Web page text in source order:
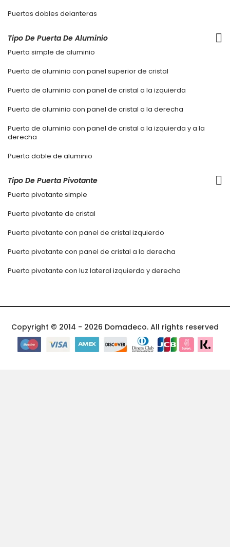
Puertas dobles delanteras
Tipo De Puerta De Aluminio
Puerta simple de aluminio
Puerta de aluminio con panel superior de cristal
Puerta de aluminio con panel de cristal a la izquierda
Puerta de aluminio con panel de cristal a la derecha
Puerta de aluminio con panel de cristal a la izquierda y a la
derecha
Puerta doble de aluminio
Tipo De Puerta Pivotante
Puerta pivotante simple
Puerta pivotante de cristal
Puerta pivotante con panel de cristal izquierdo
Puerta pivotante con panel de cristal a la derecha
Puerta pivotante con luz lateral izquierda y derecha
Copyright © 2014 - 2026 Domadeco. All rights reserved